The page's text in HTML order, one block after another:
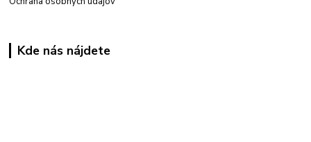
Kde nás nájdete